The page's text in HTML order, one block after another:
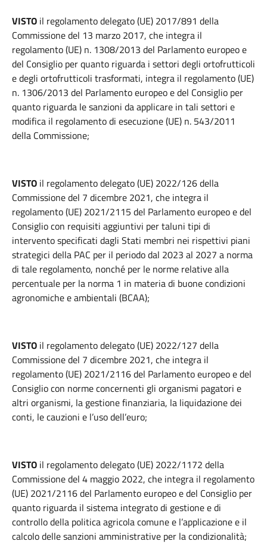
VISTO il regolamento delegato (UE) 2017/891 della
Commissione del 13 marzo 2017, che integra il
regolamento (UE) n. 1308/2013 del Parlamento europeo e
del Consiglio per quanto riguarda i settori degli ortofrutticoli
e degli ortofrutticoli trasformati, integra il regolamento (UE)
n. 1306/2013 del Parlamento europeo e del Consiglio per
quanto riguarda le sanzioni da applicare in tali settori e
modifica il regolamento di esecuzione (UE) n. 543/2011
della Commissione;
VISTO il regolamento delegato (UE) 2022/126 della
Commissione del 7 dicembre 2021, che integra il
regolamento (UE) 2021/2115 del Parlamento europeo e del
Consiglio con requisiti aggiuntivi per taluni tipi di
intervento specificati dagli Stati membri nei rispettivi piani
strategici della PAC per il periodo dal 2023 al 2027 a norma
di tale regolamento, nonché per le norme relative alla
percentuale per la norma 1 in materia di buone condizioni
agronomiche e ambientali (BCAA);
VISTO il regolamento delegato (UE) 2022/127 della
Commissione del 7 dicembre 2021, che integra il
regolamento (UE) 2021/2116 del Parlamento europeo e del
Consiglio con norme concernenti gli organismi pagatori e
altri organismi, la gestione finanziaria, la liquidazione dei
conti, le cauzioni e l’uso dell’euro;
VISTO il regolamento delegato (UE) 2022/1172 della
Commissione del 4 maggio 2022, che integra il regolamento
(UE) 2021/2116 del Parlamento europeo e del Consiglio per
quanto riguarda il sistema integrato di gestione e di
controllo della politica agricola comune e l’applicazione e il
calcolo delle sanzioni amministrative per la condizionalità;